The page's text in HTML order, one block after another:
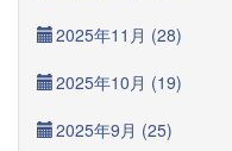
2025年11月 (28)
2025年10月 (19)
2025年9月 (25)